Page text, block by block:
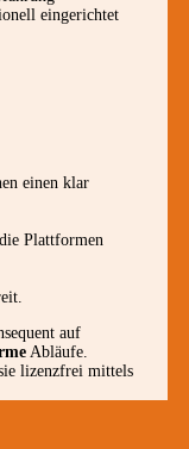
eingerichtet
einen klar
Plattformen
auf
Abläufe.
lizenzfrei mittels